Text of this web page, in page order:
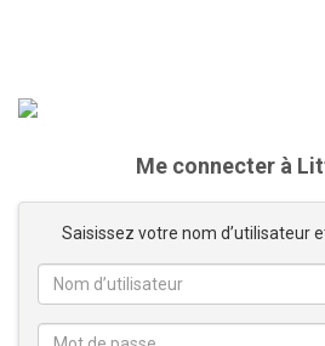
Me connecter à
Saisissez votre nom d’utilisateur